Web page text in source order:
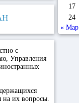
с
Управления
на их вопросы.
17
24
« Мар